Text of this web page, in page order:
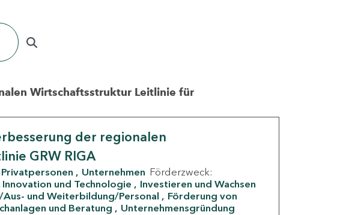
Wirtschaftsstruktur Leitlinie für
der regionalen
GRW RIGA
Privatpersonen Unternehmen Förderzweck:
Innovation und Technologie
Investieren und Wachsen
und Weiterbildung/Personal
Förderung von
und Beratung Unternehmensgründung